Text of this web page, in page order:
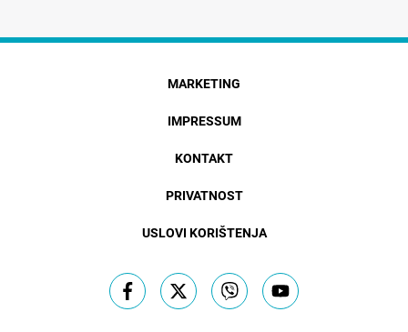
MARKETING
IMPRESSUM
KONTAKT
PRIVATNOST
USLOVI KORIŠTENJA